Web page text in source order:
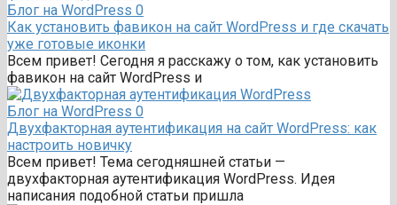
Блог на WordPress 0
Как установить фавикон на сайт WordPress и где скачать
уже готовые иконки
Всем привет! Сегодня я расскажу о том, как установить
фавикон на сайт WordPress и
Блог на WordPress 0
Двухфакторная аутентификация на сайт WordPress: как
настроить новичку
Всем привет! Тема сегодняшней статьи —
двухфакторная аутентификация WordPress. Идея
написания подобной статьи пришла